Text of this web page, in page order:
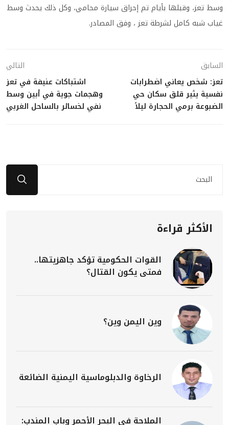
وسط تعز، وقبلها بأيام تم إحراق سيارة محامي، وكل ذلك يحدث وسط
غياب شبه كامل لشرطة تعز ، وفق المصادر.
السابق
تعز: شخص يعاني اضطرابات
نفسية يثير قلق سكان حي
الضبوعة برمي الحجارة ليلاً
التالي
اشتباكات عنيفة في تعز
وهجمات جوية في أبين وسط
نفي لخسائر بالساحل الغربي
الأكثر قراءة
القوات الحكومية تؤكد جاهزيتها..
فمتى يكون القتال؟
وين اليمن وين؟
الرخاوة والدبلوماسية اليمنية الضائعة
الملاحة في البحر الأحمر وباب المندب: